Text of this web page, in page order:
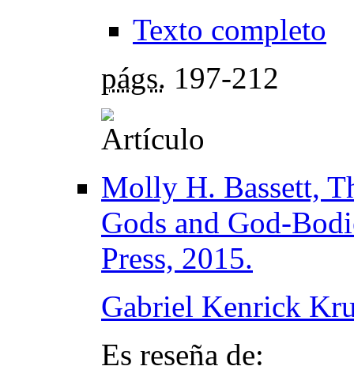
Texto completo
págs. 197-212
Molly H. Bassett,
Gods and God-
Press, 2015.
Gabriel Kenrick
Es reseña de: